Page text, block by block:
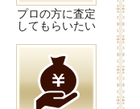
プロの方に査定
してもらいたい